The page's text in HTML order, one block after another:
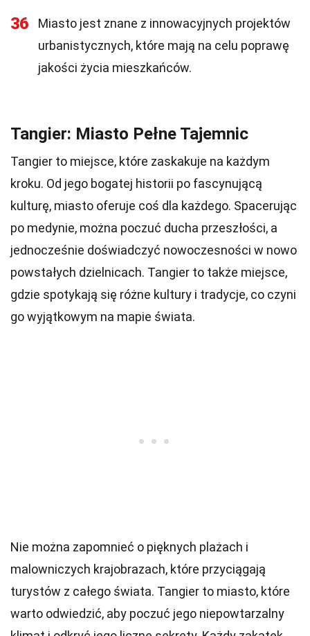
36
Miasto jest znane z innowacyjnych projektów
urbanistycznych, które mają na celu poprawę
jakości życia mieszkańców.
Tangier: Miasto Pełne Tajemnic
Tangier to miejsce, które zaskakuje na każdym
kroku. Od jego bogatej historii po fascynującą
kulturę, miasto oferuje coś dla każdego. Spacerując
po medynie, można poczuć ducha przeszłości, a
jednocześnie doświadczyć nowoczesności w nowo
powstałych dzielnicach. Tangier to także miejsce,
gdzie spotykają się różne kultury i tradycje, co czyni
go wyjątkowym na mapie świata.
Nie można zapomnieć o pięknych plażach i
malowniczych krajobrazach, które przyciągają
turystów z całego świata. Tangier to miasto, które
warto odwiedzić, aby poczuć jego niepowtarzalny